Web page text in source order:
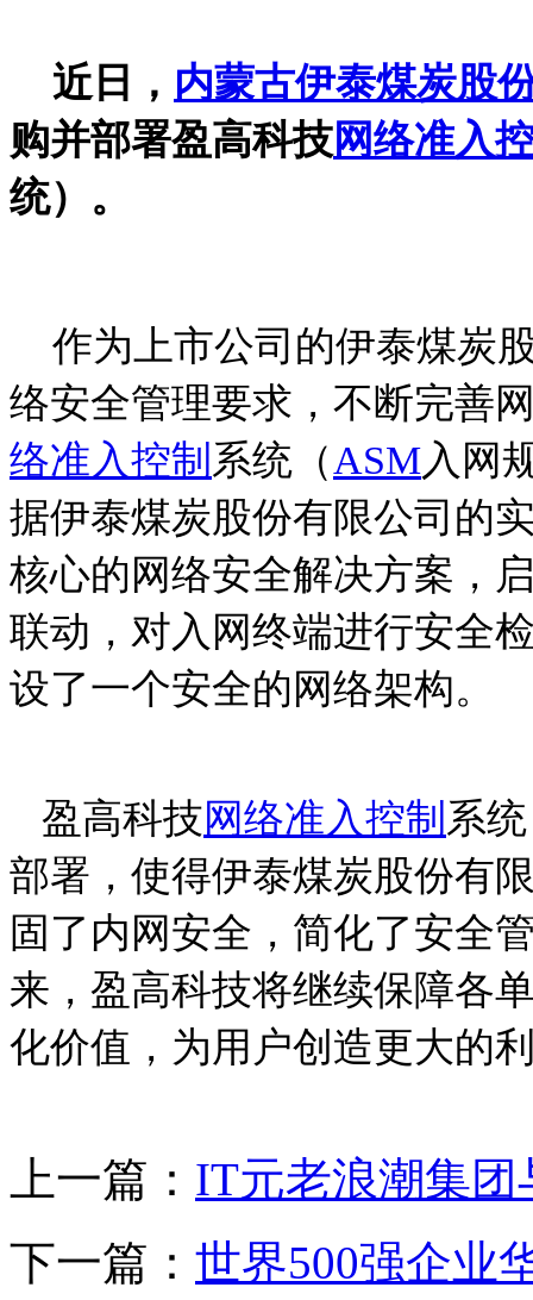
近日， 内蒙古伊泰煤炭股
购并部署盈高科技网络准入
统）。
作为上市公司的伊泰煤炭
络安全管理要求，不断完善
络准入控制 系统（ASM入网
据伊泰煤炭股份有限公司的
核心的网络安全解决方案，
联动，对入网终端进行安全
设了一个安全的网络架构。
盈高科技网络准入控制 系
部署，使得伊泰煤炭股份有
固了内网安全，简化了安全
来，盈高科技将继续保障各
化价值，为用户创造更大的
上一篇： IT元老浪潮集
下一篇： 世界500强企业